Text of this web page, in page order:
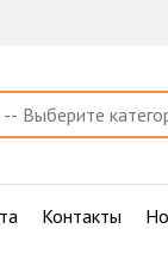
Контакты